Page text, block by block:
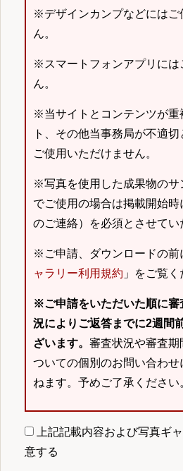
※デザインカンプなどにはご
ん。
※スマートフォンアプリには
ん。
※当サイトとコンテンツが重
ト、その他当事務局が不適
ご使用いただけません。
※写真を使用した成果物のサ
でご使用の場合は掲載開始
のご連絡）を必須とさせてい
※ご申請、ダウンロードの前
ャラリー利用規約 」をご覧く
※ご申請をいただいた順に審
況によりご返答までに2週間
ざいます。 審査状況や審査期
ついての個別のお問い合わ
ねます。予めご了承ください
上記記載内容および写真ギ
意する